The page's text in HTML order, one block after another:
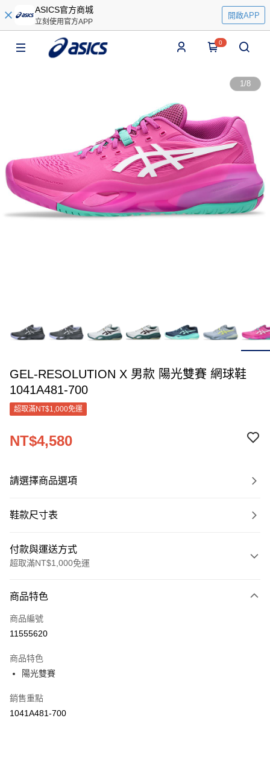
ASICS官方商城
立刻使用官方APP
開啟APP
0
1/8
GEL-RESOLUTION X 男款 陽光雙賽 網球鞋
1041A481-700
超取滿NT$1,000免運
NT$4,580
請選擇商品選項
鞋款尺寸表
付款與運送方式
超取滿NT$1,000免運
信用卡一次付款
信用卡分期付款
合作金庫商業銀行
華南商業銀行
國泰世華商業銀行
臺灣中小企業銀行
LINE Pay
運送方式
付款後全家取貨(僅限台灣本島，離島恕不配送) 預計5-7個工
商品特色
商品編號
11555620
商品特色
陽光雙賽
銷售重點
1041A481-700